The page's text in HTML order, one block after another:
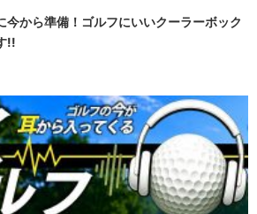
今から準備！ゴルフにいいクーラーボック
!!